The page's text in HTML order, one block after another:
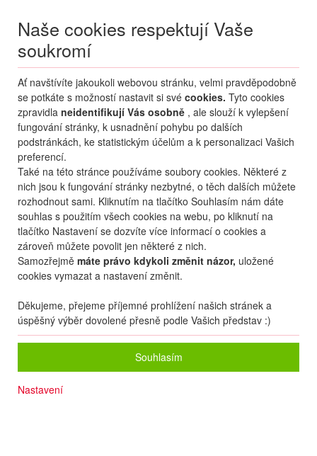
Naše cookies respektují Vaše
soukromí
Ať navštívíte jakoukoli webovou stránku, velmi pravděpodobně
se potkáte s možností nastavit si své cookies. Tyto cookies
zpravidla neidentifikují Vás osobně , ale slouží k vylepšení
fungování stránky, k usnadnění pohybu po dalších
podstránkách, ke statistickým účelům a k personalizaci Vašich
preferencí.
Také na této stránce používáme soubory cookies. Některé z
nich jsou k fungování stránky nezbytné, o těch dalších můžete
rozhodnout sami. Kliknutím na tlačítko Souhlasím nám dáte
souhlas s použitím všech cookies na webu, po kliknutí na
tlačítko Nastavení se dozvíte více informací o cookies a
zároveň můžete povolit jen některé z nich.
Samozřejmě máte právo kdykoli změnit názor, uložené
cookies vymazat a nastavení změnit.
Děkujeme, přejeme příjemné prohlížení našich stránek a
úspěšný výběr dovolené přesně podle Vašich představ :)
Souhlasím
Nastavení
Menu
MojePřihlášení
Destinace nerozhoduje
07.08.-...• 2 osoby